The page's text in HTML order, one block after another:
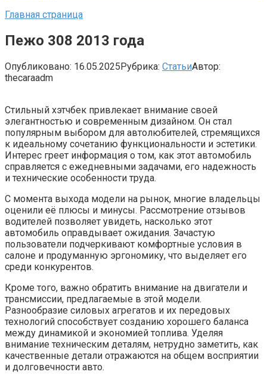
Главная страница
Пежо 308 2013 года
Опубликовано: 16.05.2025Рубрика: СтатьиАвтор:
thecaraadm
Стильный хэтчбек привлекает внимание своей
элегантностью и современным дизайном. Он стал
популярным выбором для автолюбителей, стремящихся
к идеальному сочетанию функциональности и эстетики.
Интерес греет информация о том, как этот автомобиль
справляется с ежедневными задачами, его надежность
и технические особенности труда.
С момента выхода модели на рынок, многие владельцы
оценили её плюсы и минусы. Рассмотрение отзывов
водителей позволяет увидеть, насколько этот
автомобиль оправдывает ожидания. Зачастую
пользователи подчеркивают комфортные условия в
салоне и продуманную эргономику, что выделяет его
среди конкурентов.
Кроме того, важно обратить внимание на двигатели и
трансмиссии, предлагаемые в этой модели.
Разнообразие силовых агрегатов и их передовых
технологий способствует созданию хорошего баланса
между динамикой и экономией топлива. Уделяя
внимание техническим деталям, нетрудно заметить, как
качественные детали отражаются на общем восприятии
и долговечности авто.